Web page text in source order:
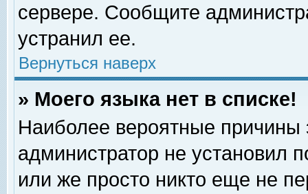
сервере. Сообщите
устранил ее.
Вернуться наверх
» Моего языка нет в списке!
Наиболее вероятные причины
администратор не установил
или же просто никто еще не